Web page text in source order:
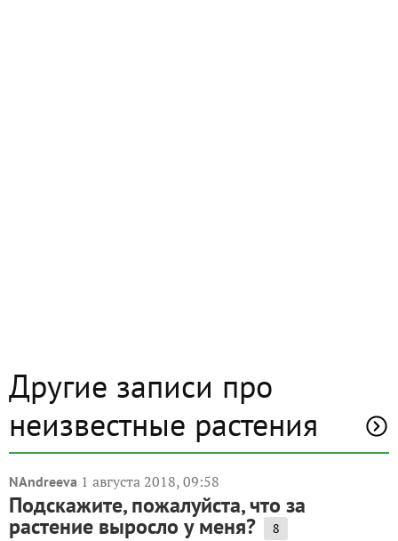
Другие записи про
неизвестные растения
NAndreeva 1 августа 2018, 09:58
Подскажите, пожалуйста, что за
растение выросло у меня? 8